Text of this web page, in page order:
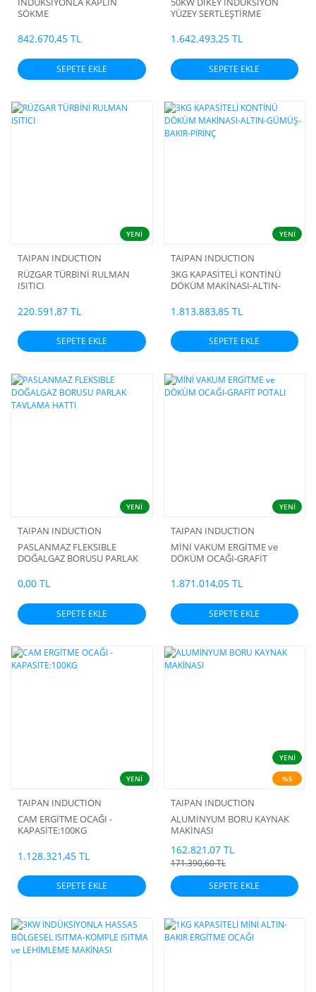
SÖKME
842.670,45 TL
SEPETE EKLE
YÜZEY SERTLEŞTİRME
1.642.493,25 TL
SEPETE EKLE
YENİ
TAIPAN INDUCTION
RÜZGAR TÜRBİNİ RULMAN
ISITICI
220.591,87 TL
SEPETE EKLE
YENİ
TAIPAN INDUCTION
3KG KAPASİTELİ KONTİNÜ
DÖKÜM MAKİNASI-ALTIN-
1.813.883,85 TL
SEPETE EKLE
YENİ
TAIPAN INDUCTION
PASLANMAZ FLEKSIBLE
DOĞALGAZ BORUSU PARLAK
0,00 TL
SEPETE EKLE
YENİ
TAIPAN INDUCTION
MİNİ VAKUM ERGİTME ve
DÖKÜM OCAĞI-GRAFİT
1.871.014,05 TL
SEPETE EKLE
YENİ
TAIPAN INDUCTION
CAM ERGİTME OCAĞI -
KAPASİTE:100KG
1.128.321,45 TL
SEPETE EKLE
YENİ
%5
TAIPAN INDUCTION
ALUMİNYUM BORU KAYNAK
MAKİNASI
162.821,07 TL
171.390,60 TL
SEPETE EKLE